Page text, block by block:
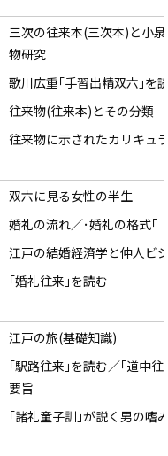
三次の往来本(三次本)と小
物研究
歌川広重｢手習出精双六｣を
往来物(往来本)とその分類
往来物に示されたカリキュ
双六に見る女性の半生
婚礼の流れ／･婚礼の格式｢
江戸の結婚経済学と仲人ビ
｢婚礼往来｣を読む
江戸の旅(基礎知識)
｢駅路往来｣を読む／｢道中往
要旨
｢諸礼童子訓｣が説く男の嗜